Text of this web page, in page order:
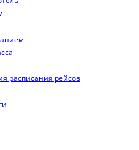
расписания рейсов